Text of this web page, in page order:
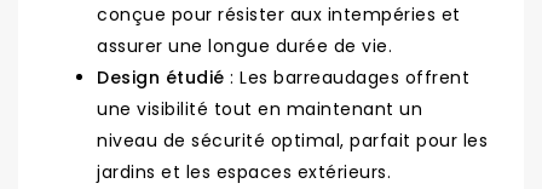
conçue pour résister aux intempéries et
assurer une longue durée de vie.
Design étudié : Les barreaudages offrent
une visibilité tout en maintenant un
niveau de sécurité optimal, parfait pour les
jardins et les espaces extérieurs.